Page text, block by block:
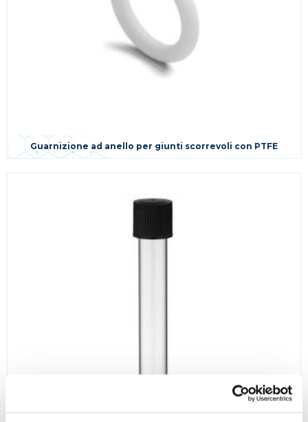
Guarnizione ad anello per giunti scorrevoli con PTFE